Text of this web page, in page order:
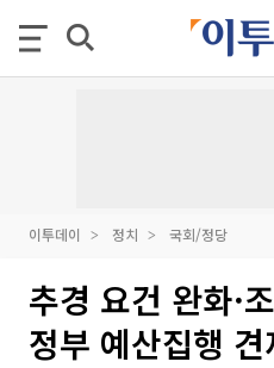
이투데이 정치 국회/정당
추경 요건 완화·
정부 예산집행